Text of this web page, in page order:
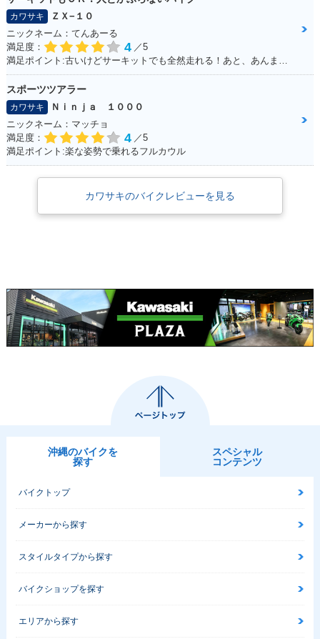
カワサキ
ＺＸ−１０
ニックネーム：てんあーる
満足度：
4 ／5
満足ポイント:古いけどサーキットでも全然走れる！あと、あんまり乗っている人が少ない。メーターが好き
スポーツツアラー
カワサキ
Ｎｉｎｊａ １０００
ニックネーム：マッチョ
満足度：
4 ／5
満足ポイント:楽な姿勢で乗れるフルカウル
カワサキのバイクレビューを見る
沖縄のバイクを
探す
スペシャル
コンテンツ
バイクトップ
メーカーから探す
スタイルタイプから探す
バイクショップを探す
エリアから探す